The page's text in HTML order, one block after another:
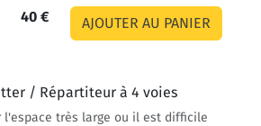
40 €
/ Répartiteur à 4 voies
l'espace très large ou il est difficile